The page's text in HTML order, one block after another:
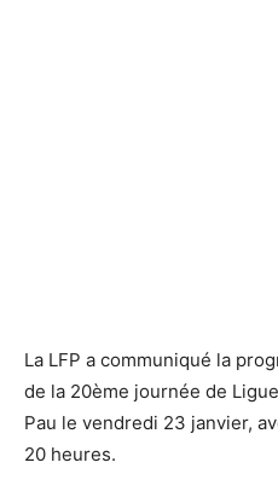
La LFP a communiqué la
de la 20ème journée de
Pau le vendredi 23 janvier,
20 heures.